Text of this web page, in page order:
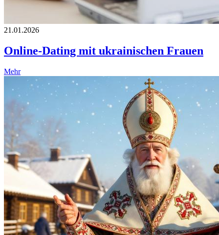
21.01.2026
Online-Dating mit ukrainischen Frauen
Mehr